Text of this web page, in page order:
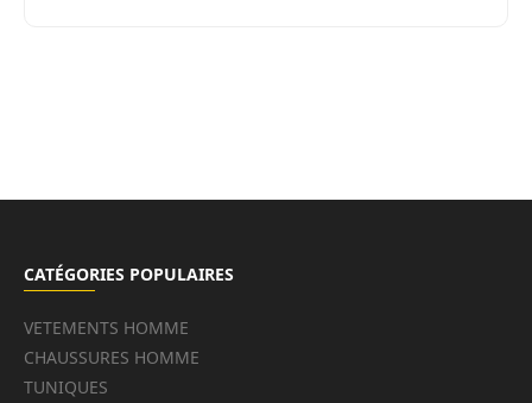
CATÉGORIES POPULAIRES
VETEMENTS HOMME
CHAUSSURES HOMME
TUNIQUES